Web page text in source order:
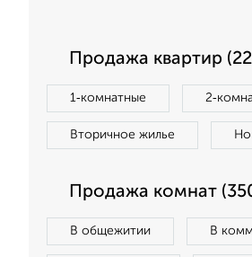
Продажа квартир
1‑комнатные
Вторичное жилье
Продажа комнат
В общежитии В